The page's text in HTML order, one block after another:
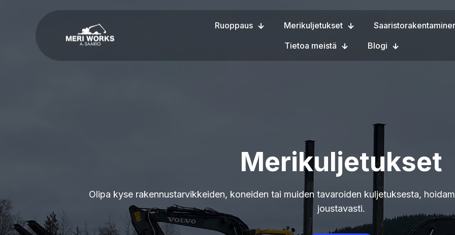
Ruoppaus Merikuljetukset
Tietoa meistä
Blogi
Merikuljetukset
Olipa kyse rakennustarvikkeiden, koneiden tai muiden tavaroiden kuljetuksesta,
joustavasti.